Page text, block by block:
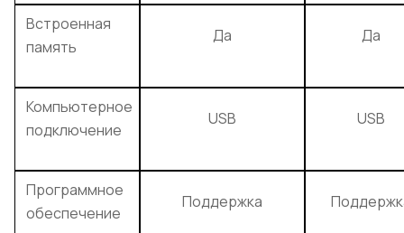
Встроенная
память
Да Да
Компьютерное
подключение
USB USB
Программное
обеспечение
Поддержка